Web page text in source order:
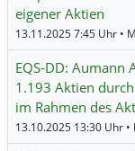
eigener Aktien
EQS-DD: Aumann
1.193 Aktien
im Rahmen des